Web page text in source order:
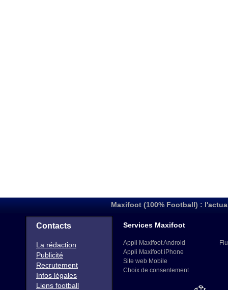
Maxifoot (100% Football) :
Contacts
La rédaction
Publicité
Recrutement
Infos légales
Liens football
Services Maxifoot
Appli Maxifoot Android
Appli Maxifoot iPhone
Site web Mobile
Choix de consentement